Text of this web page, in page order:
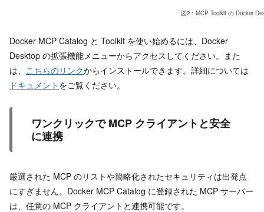
図2：MCP Toolkit の Docker
Docker MCP Catalog と Toolkit を使い始めるには、Docker
Desktop の拡張機能メニューからアクセスしてください。また
は、 こちらのリンクからインストールできます。詳細については
ドキュメント をご覧ください。
ワンクリックで MCP クライアントと安全
に連携
厳選された MCP のリストや簡略化されたセキュリティは出発点
にすぎません。Docker MCP Catalog に登録された MCP サーバー
は、任意の MCP クライアントと連携可能です。